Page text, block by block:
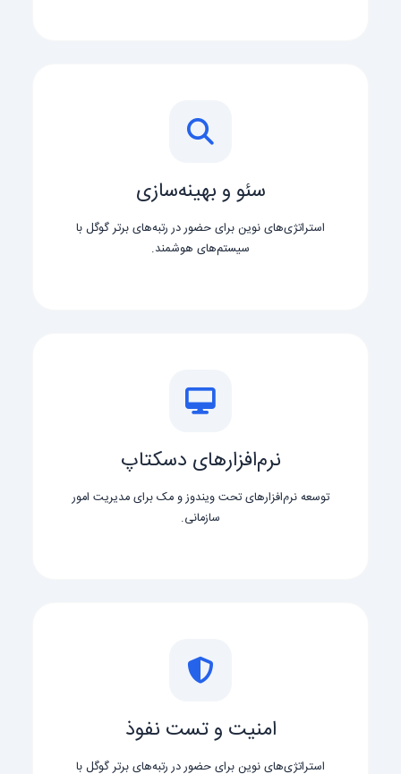
سئو و بهینه‌سازی
استراتژی‌های نوین برای حضور در رتبه‌های برتر گوگل با
سیستم‌های هوشمند.
نرم‌افزارهای دسکتاپ
توسعه نرم‌افزارهای تحت ویندوز و مک برای مدیریت امور
سازمانی.
امنیت و تست نفوذ
استراتژی‌های نوین برای حضور در رتبه‌های برتر گوگل با